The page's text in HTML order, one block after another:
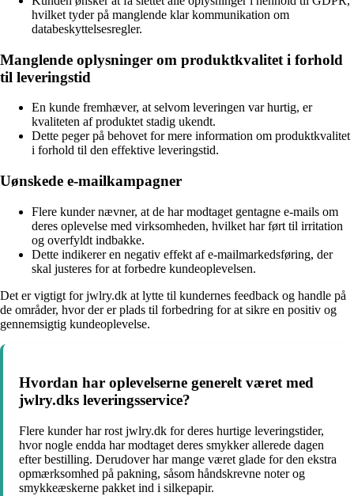
hvilket tyder på manglende klar kommunikation om
databeskyttelsesregler.
Manglende oplysninger om produktkvalitet i forhold
til leveringstid
En kunde fremhæver, at selvom leveringen var hurtig, er
kvaliteten af produktet stadig ukendt.
Dette peger på behovet for mere information om produktkvalitet
i forhold til den effektive leveringstid.
Uønskede e-mailkampagner
Flere kunder nævner, at de har modtaget gentagne e-mails om
deres oplevelse med virksomheden, hvilket har ført til irritation
og overfyldt indbakke.
Dette indikerer en negativ effekt af e-mailmarkedsføring, der
skal justeres for at forbedre kundeoplevelsen.
Det er vigtigt for jwlry.dk at lytte til kundernes feedback og handle på
de områder, hvor der er plads til forbedring for at sikre en positiv og
gennemsigtig kundeoplevelse.
Hvordan har oplevelserne generelt været med
jwlry.dks leveringsservice?
Flere kunder har rost jwlry.dk for deres hurtige leveringstider,
hvor nogle endda har modtaget deres smykker allerede dagen
efter bestilling. Derudover har mange været glade for den ekstra
opmærksomhed på pakning, såsom håndskrevne noter og
smykkeæskerne pakket ind i silkepapir.